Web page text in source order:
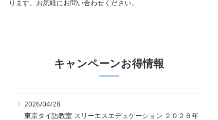
ります。お気軽にお問い合わせください。
キャンペーンお得情報
2026/04/28
東京タイ語教室 スリーエスエデュケーション ２０２６年